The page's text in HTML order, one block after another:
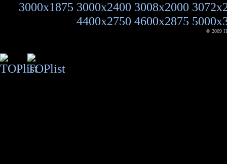
3000x1875 3000x2400 3008x2000
4400x2750 4600x2875
© 2009